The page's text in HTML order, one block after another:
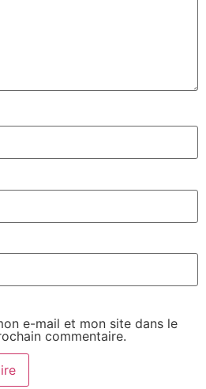
e-mail et mon site dans le
commentaire.